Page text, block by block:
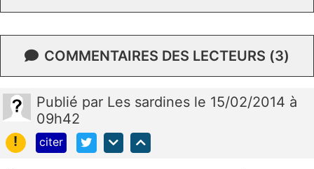
COMMENTAIRES DES LECTEURS (3)
Publié par Les sardines le 15/02/2014 à
09h42
!
citer